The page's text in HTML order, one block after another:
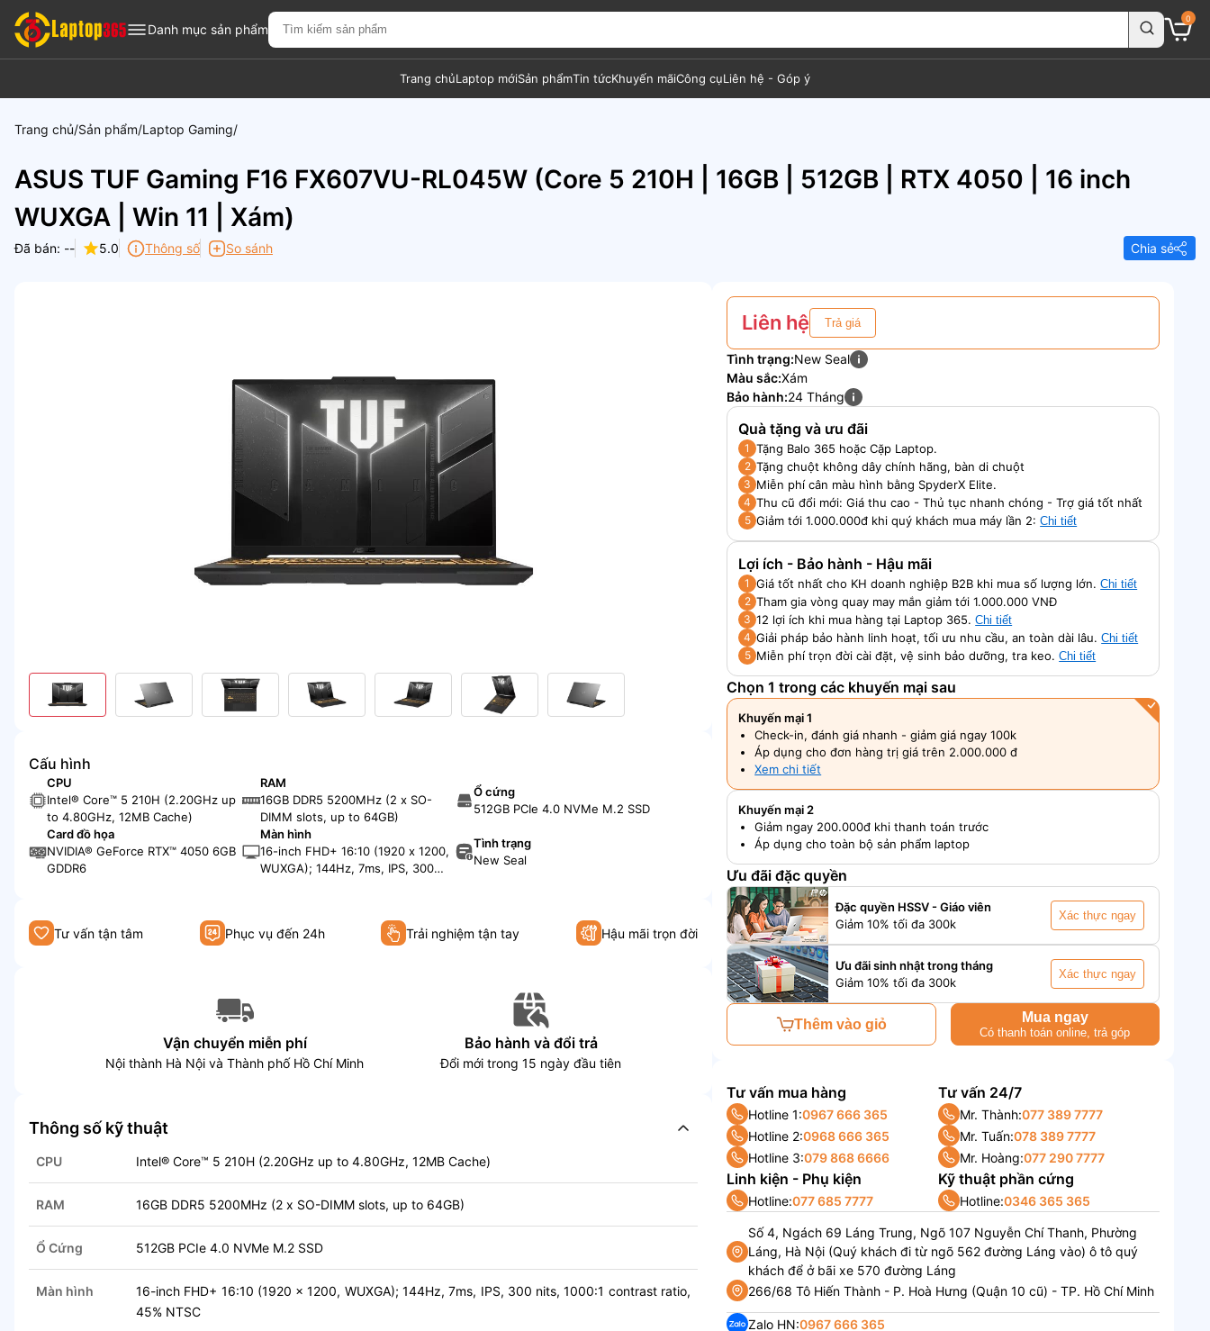
Danh mục sản phẩm
0
Trang chủLaptop mớiSản phẩmTin tứcKhuyến mãiCông cụLiên hệ - Góp ý
Trang chủ Sản phẩm Laptop Gaming
ASUS TUF Gaming F16 FX607VU-RL045W (Core 5 210H | 16GB | 512GB | RTX 4050 | 16 inch
WUXGA | Win 11 | Xám)
Đã bán: -- 5.0 Thông số So sánh Chia sẻ
Cấu hình
CPU
Intel® Core™ 5 210H (2.20GHz up
to 4.80GHz, 12MB Cache)
RAM
16GB DDR5 5200MHz (2 x SO-
DIMM slots, up to 64GB)
Ổ cứng
512GB PCIe 4.0 NVMe M.2 SSD
Card đồ họa
NVIDIA® GeForce RTX™ 4050 6GB
GDDR6
Màn hình
16-inch FHD+ 16:10 (1920 x 1200,
WUXGA); 144Hz, 7ms, IPS, 300
Tình trạng
New Seal
Tư vấn tận tâm Phục vụ đến 24h Trải nghiệm tận tay Hậu mãi trọn đời
Vận chuyển miễn phí
Nội thành Hà Nội và Thành phố Hồ Chí Minh
Bảo hành và đổi trả
Đổi mới trong 15 ngày đầu tiên
Thông số kỹ thuật
CPU Intel® Core™ 5 210H (2.20GHz up to 4.80GHz, 12MB Cache)
RAM 16GB DDR5 5200MHz (2 x SO-DIMM slots, up to 64GB)
Ổ Cứng 512GB PCIe 4.0 NVMe M.2 SSD
Màn hình
16-inch FHD+ 16:10 (1920 x 1200, WUXGA); 144Hz, 7ms, IPS, 300 nits, 1000:1 contrast ratio,
45% NTSC
Liên hệ Trả giá
Tình trạng:New Seal
Màu sắc:Xám
Bảo hành:24 Tháng
Quà tặng và ưu đãi
1 Tặng Balo 365 hoặc Cặp Laptop.
2 Tặng chuột không dây chính hãng, bàn di chuột
3 Miễn phí cân màu hình bằng SpyderX Elite.
4 Thu cũ đổi mới: Giá thu cao - Thủ tục nhanh chóng - Trợ giá tốt nhất
5 Giảm tới 1.000.000đ khi quý khách mua máy lần 2:Chi tiết
Lợi ích - Bảo hành - Hậu mãi
1 Giá tốt nhất cho KH doanh nghiệp B2B khi mua số lượng lớn.Chi tiết
2 Tham gia vòng quay may mắn giảm tới 1.000.000 VNĐ
3 12 lợi ích khi mua hàng tại Laptop 365.Chi tiết
4 Giải pháp bảo hành linh hoạt, tối ưu nhu cầu, an toàn dài lâu.Chi tiết
5 Miễn phí trọn đời cài đặt, vệ sinh bảo dưỡng, tra keo.Chi tiết
Chọn 1 trong các khuyến mại sau
Khuyến mại 1
Check-in, đánh giá nhanh - giảm giá ngay 100k
Áp dụng cho đơn hàng trị giá trên 2.000.000 đ
Xem chi tiết
Khuyến mại 2
Giảm ngay 200.000đ khi thanh toán trước
Áp dụng cho toàn bộ sản phẩm laptop
Ưu đãi đặc quyền
Đặc quyền HSSV - Giáo viên
Giảm 10% tối đa 300k
Xác thực ngay
Ưu đãi sinh nhật trong tháng
Giảm 10% tối đa 300k
Xác thực ngay
Thêm vào giỏ Mua ngay
Có thanh toán online, trả góp
Tư vấn mua hàng
Hotline 1:0967 666 365
Hotline 2:0968 666 365
Hotline 3:079 868 6666
Tư vấn 24/7
Mr. Thành:077 389 7777
Mr. Tuấn:078 389 7777
Mr. Hoàng:077 290 7777
Linh kiện - Phụ kiện
Hotline:077 685 7777
Kỹ thuật phần cứng
Hotline:0346 365 365
Số 4, Ngách 69 Láng Trung, Ngõ 107 Nguyễn Chí Thanh, Phường
Láng, Hà Nội (Quý khách đi từ ngõ 562 đường Láng vào) ô tô quý
khách để ở bãi xe 570 đường Láng
266/68 Tô Hiến Thành - P. Hoà Hưng (Quận 10 cũ) - TP. Hồ Chí Minh
Zalo HN:0967 666 365